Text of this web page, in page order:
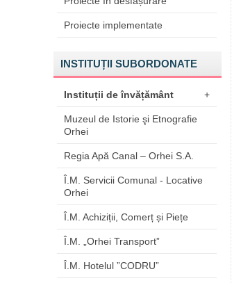
Proiecte implementate
INSTITUȚII SUBORDONATE
Instituții de învățământ +
Muzeul de Istorie şi Etnografie
Orhei
Regia Apă Canal – Orhei S.A.
Î.M. Servicii Comunal - Locative
Orhei
Î.M. Achiziții, Comerț și Piețe
Î.M. „Orhei Transport”
Î.M. Hotelul ”CODRU”